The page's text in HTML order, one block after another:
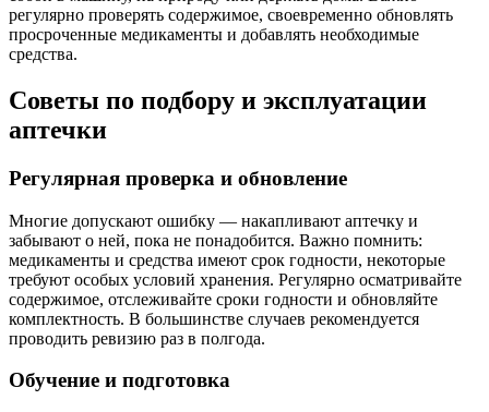
регулярно проверять содержимое, своевременно обновлять
просроченные медикаменты и добавлять необходимые
средства.
Советы по подбору и эксплуатации
аптечки
Регулярная проверка и обновление
Многие допускают ошибку — накапливают аптечку и
забывают о ней, пока не понадобится. Важно помнить:
медикаменты и средства имеют срок годности, некоторые
требуют особых условий хранения. Регулярно осматривайте
содержимое, отслеживайте сроки годности и обновляйте
комплектность. В большинстве случаев рекомендуется
проводить ревизию раз в полгода.
Обучение и подготовка